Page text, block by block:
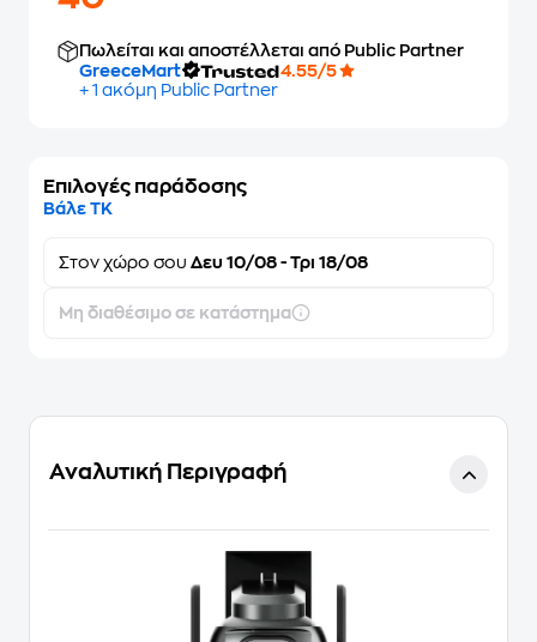
Πωλείται και αποστέλλεται από Public Partner
GreeceMart
4.55/5
+ 1 ακόμη Public Partner
Επιλογές παράδοσης
Βάλε ΤΚ
Στον χώρο σου Δευ 10/08 - Τρι 18/08
Μη διαθέσιμο σε κατάστημα
Αναλυτική Περιγραφή